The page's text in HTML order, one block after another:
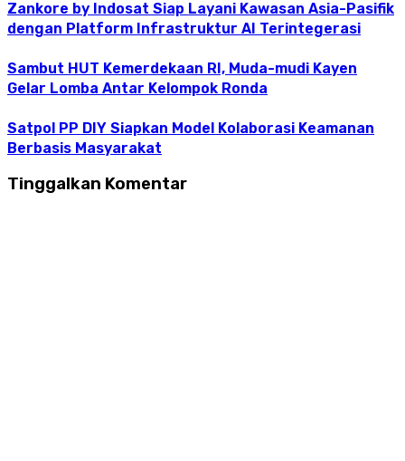
Zankore by Indosat Siap Layani Kawasan Asia-Pasifik
dengan Platform Infrastruktur AI Terintegerasi
Sambut HUT Kemerdekaan RI, Muda-mudi Kayen
Gelar Lomba Antar Kelompok Ronda
Satpol PP DIY Siapkan Model Kolaborasi Keamanan
Berbasis Masyarakat
Tinggalkan Komentar